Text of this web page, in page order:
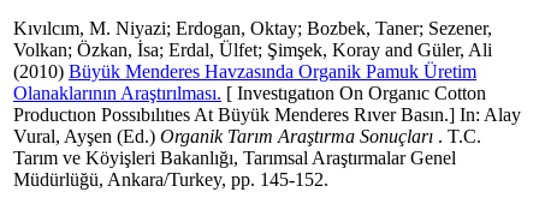
Kıvılcım, M. Niyazi; Erdogan, Oktay; Bozbek, Taner; Sezener,
Volkan; Özkan, İsa; Erdal, Ülfet; Şimşek, Koray and Güler, Ali
(2010) Büyük Menderes Havzasında Organik Pamuk Üretim
Olanaklarının Araştırılması. [ Investıgatıon On Organıc Cotton
Productıon Possıbılıtıes At Büyük Menderes Rıver Basın.] In: Alay
Vural, Ayşen (Ed.) Organik Tarım Araştırma Sonuçları . T.C.
Tarım ve Köyişleri Bakanlığı, Tarımsal Araştırmalar Genel
Müdürlüğü, Ankara/Turkey, pp. 145-152.